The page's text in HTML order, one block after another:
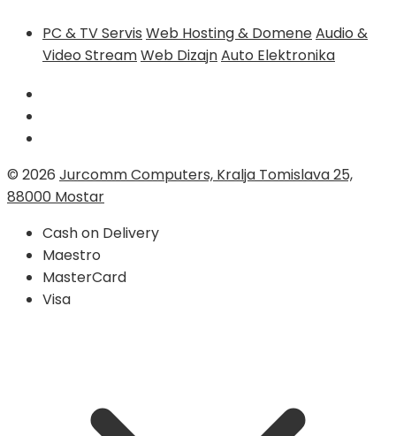
PC & TV Servis Web Hosting & DomeneAudio &
Video StreamWeb DizajnAuto Elektronika
© 2026 Jurcomm Computers, Kralja Tomislava 25,
88000 Mostar
Cash on Delivery
Maestro
MasterCard
Visa